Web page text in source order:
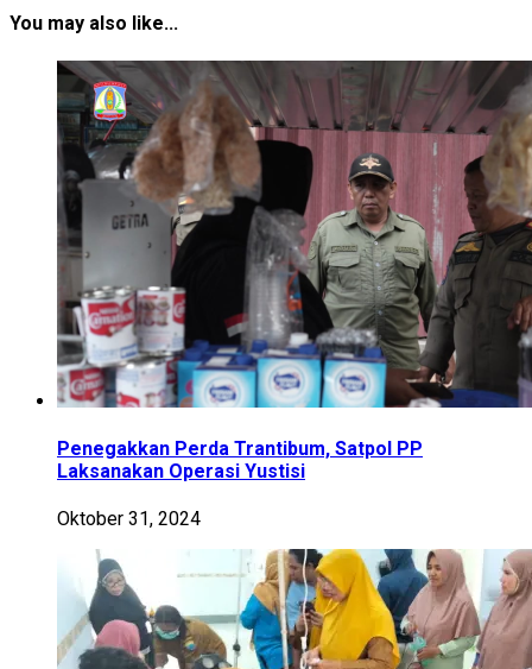
You may also like...
Penegakkan Perda Trantibum, Satpol PP
Laksanakan Operasi Yustisi
Oktober 31, 2024